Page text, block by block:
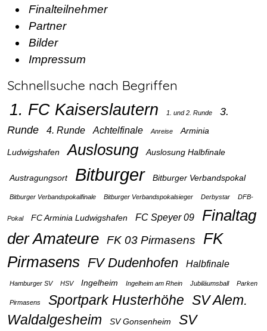
Finalteilnehmer
Partner
Bilder
Impressum
Schnellsuche nach Begriffen
1. FC Kaiserslautern 1. und 2. Runde
3.
Runde
4. Runde Achtelfinale Anreise Arminia
Ludwigshafen Auslosung Auslosung Halbfinale
Austragungsort Bitburger Bitburger Verbandspokal
Bitburger Verbandspokalfinale Bitburger Verbandspokalsieger Derbystar DFB-
Pokal FC Arminia Ludwigshafen FC Speyer 09
Finaltag
der Amateure FK 03 Pirmasens
FK
Pirmasens FV Dudenhofen Halbfinale
Hamburger SV HSV Ingelheim Ingelheim am Rhein Jubiläumsball Parken
Pirmasens Sportpark Husterhöhe SV Alem.
Waldalgesheim
SV Gonsenheim
SV